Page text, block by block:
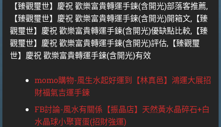
【臻觀璽世】慶祝 歡樂富貴轉運手鍊(含開光)部落客推薦,
【臻觀璽世】慶祝 歡樂富貴轉運手鍊(含開光)開箱文,【臻
觀璽世】慶祝 歡樂富貴轉運手鍊(含開光)優缺點比較,【臻
觀璽世】慶祝 歡樂富貴轉運手鍊(含開光)評估,【臻觀璽
世】慶祝 歡樂富貴轉運手鍊(含開光)有效
momo購物-風生水起好運到【林真邑】鴻運大展招
財福氣吉運手鍊
FB討論-風水有關係【振晶店】天然黃水晶碎石+白
水晶球小聚寶蛋(招財強運)